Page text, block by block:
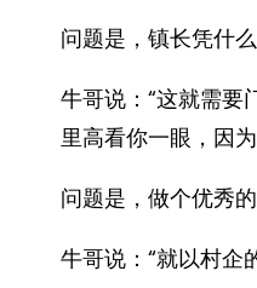
问题是，镇长凭什
牛哥说：“这就需要
里高看你一眼，因
问题是，做个优秀
牛哥说：“就以村企